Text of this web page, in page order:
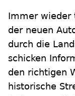
Immer wieder
der neuen
durch die
schicken
den richtigen
historische